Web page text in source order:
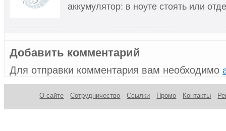
аккумулятор: в ноуте стоять или
Добавить комментарий
Для отправки комментария вам необходимо
О сайте Сотрудничество Ссылки Промо Контакты